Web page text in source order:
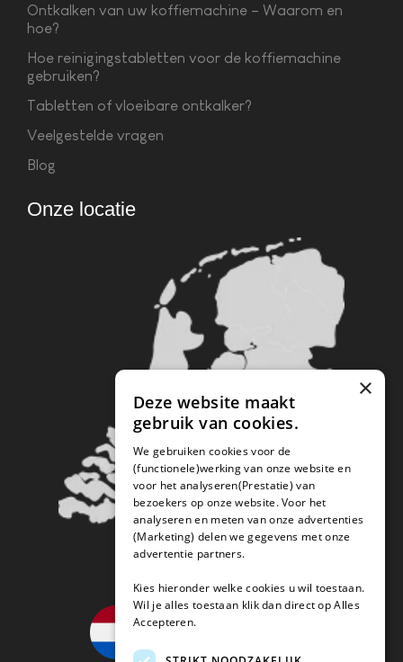
Ontkalken van uw koffiemachine – Waarom en
hoe?
Hoe reinigingstabletten voor de koffiemachine
gebruiken?
Tabletten of vloeibare ontkalker?
Veelgestelde vragen
Blog
Onze locatie
×
Deze website maakt
gebruik van cookies.
We gebruiken cookies voor de
(functionele)werking van onze website en
voor het analyseren(Prestatie) van
bezoekers op onze website. Voor het
analyseren en meten van onze advertenties
(Marketing) delen we gegevens met onze
advertentie partners.
Kies hieronder welke cookies u wil toestaan.
Wil je alles toestaan klik dan direct op Alles
Accepteren.